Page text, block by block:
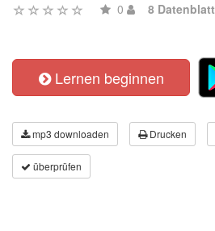
0 8 Datenblatt
Lernen beginnen
mp3 downloaden Drucken
überprüfen